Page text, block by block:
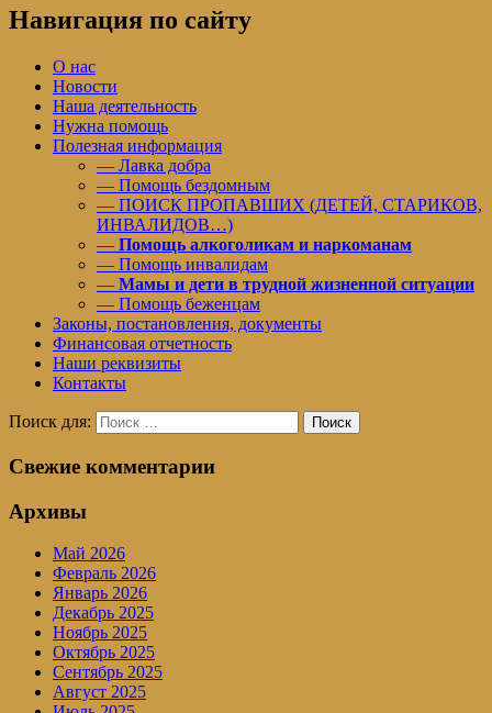
Навигация по сайту
О нас
Новости
Наша деятельность
Нужна помощь
Полезная информация
— Лавка добра
— Помощь бездомным
— ПОИСК ПРОПАВШИХ (ДЕТЕЙ, СТАРИКОВ,
ИНВАЛИДОВ…)
— Помощь алкоголикам и наркоманам
— Помощь инвалидам
— Мамы и дети в трудной жизненной ситуации
— Помощь беженцам
Законы, постановления, документы
Финансовая отчетность
Наши реквизиты
Контакты
Поиск для: Поиск
Свежие комментарии
Архивы
Май 2026
Февраль 2026
Январь 2026
Декабрь 2025
Ноябрь 2025
Октябрь 2025
Сентябрь 2025
Август 2025